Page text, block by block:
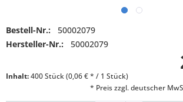
Bestell-Nr.:
50002079
Hersteller-Nr.:
50002079
Inhalt:400 Stück (0,06 € * / 1 Stück)
* Preis zzgl. deutscher